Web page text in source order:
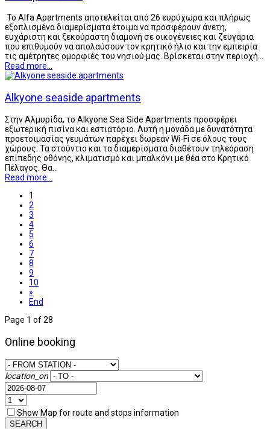
Το Alfa Apartments αποτελείται από 26 ευρύχωρα και πλήρως
εξοπλισμένα διαμερίσματα έτοιμα να προσφέρουν άνετη,
ευχάριστη και ξεκούραστη διαμονή σε οικογένειες και ζευγάρια
που επιθυμούν να απολαύσουν τον κρητικό ήλιο και την εμπειρία
τις αμέτρητες ομορφιές του νησιού μας. Βρίσκεται στην περιοχή…
Read more...
Alkyone seaside apartments
Στην Αλμυρίδα, το Alkyone Sea Side Apartments προσφέρει
εξωτερική πισίνα και εστιατόριο. Αυτή η μονάδα με δυνατότητα
προετοιμασίας γευμάτων παρέχει δωρεάν Wi-Fi σε όλους τους
χώρους. Τα στούντιο και τα διαμερίσματα διαθέτουν τηλεόραση
επίπεδης οθόνης, κλιματισμό και μπαλκόνι με θέα στο Κρητικό
Πέλαγος. Θα…
Read more...
1
2
3
4
5
6
7
8
9
10
»
End
Page 1 of 28
Online booking
location_on
Show Map for route and stops information
SEARCH